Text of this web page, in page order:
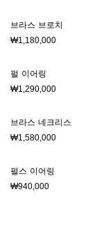
브라스 브로치
₩1,180,000
펄 이어링
₩1,290,000
브라스 네크리스
₩1,580,000
펄스 이어링
₩940,000